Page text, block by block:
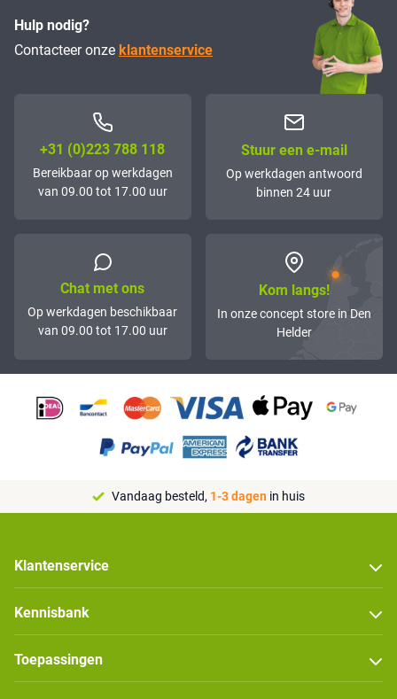
Hulp nodig?
Contacteer onze klantenservice
+31 (0)223 788 118
Bereikbaar op werkdagen
van 09.00 tot 17.00 uur
Stuur een e-mail
Op werkdagen antwoord
binnen 24 uur
Chat met ons
Op werkdagen beschikbaar
van 09.00 tot 17.00 uur
Kom langs!
In onze concept store in Den
Helder
Vandaag besteld, 1-3 dagen in huis
Klantenservice
Kennisbank
Toepassingen